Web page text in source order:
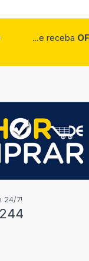
...e receba
24/7!